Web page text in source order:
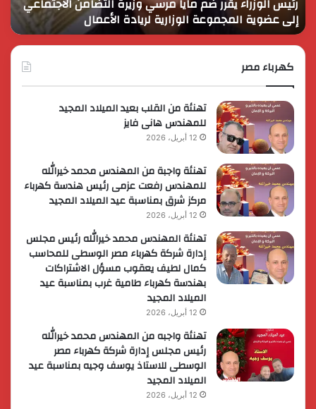
الاجتماعي
إلى
عضوية
المجموعة
الوزارية
رئيس الوزراء يقرر ضم مايا مرسي وزيرة التضامن الاجتماعي
إلى عضوية المجموعة الوزارية لريادة الأعمال
كهرباء مصر
تهنئة من القلب بعيد الميلاد المجيد
للمهندس هانى فايز
12 أبريل، 2026
تهنئة واجبة من المهندس محمد خيرالله
للمهندس رفعت عزمى رئيس هندسة كهرباء
مركز شرق بمناسبة عيد الميلاد المجيد
12 أبريل، 2026
تهنئة المهندس محمد خيرالله رئيس مجلس
إدارة شركة كهرباء مصر الوسطى للمحاسب
كمال لطيف يعقوب مسؤل الاشتراكات
بهندسة كهرباء طامية غرب بمناسبة عيد
الميلاد المجيد
12 أبريل، 2026
تهنئة واجبه من المهندس محمد خيرالله
رئيس مجلس إدارة شركة كهرباء مصر
الوسطى للاستاذ يوسف وجيه بمناسبة عيد
الميلاد المجيد
12 أبريل، 2026